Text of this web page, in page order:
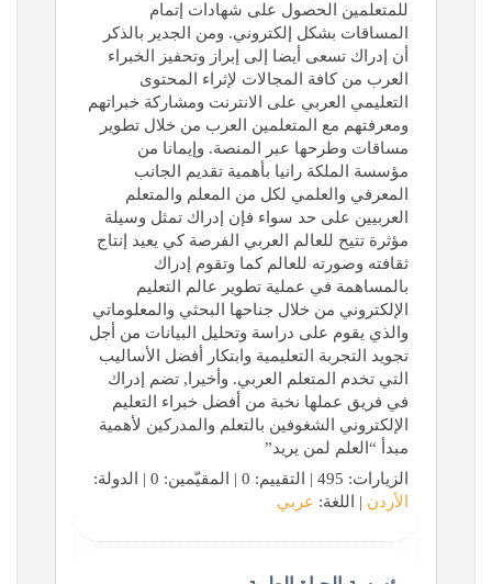
للمتعلمين الحصول على شهادات إتمام
المساقات بشكل إلكتروني. ومن الجدير بالذكر
أن إدراك تسعى أيضا إلى إبراز وتحفيز الخبراء
العرب من كافة المجالات لإثراء المحتوى
التعليمي العربي على الانترنت ومشاركة خبراتهم
ومعرفتهم مع المتعلمين العرب من خلال تطوير
مساقات وطرحها عبر المنصة. وإيمانا من
مؤسسة الملكة رانيا بأهمية تقديم الجانب
المعرفي والعلمي لكل من المعلم والمتعلم
العربيين على حد سواء فإن إدراك تمثل وسيلة
مؤثرة تتيح للعالم العربي الفرصة كي يعيد إنتاج
ثقافته وصورته للعالم كما وتقوم إدراك
بالمساهمة في عملية تطوير عالم التعليم
الإلكتروني من خلال جناحها البحثي والمعلوماتي
والذي يقوم على دراسة وتحليل البيانات من أجل
تجويد التجربة التعليمية وابتكار أفضل الأساليب
التي تخدم المتعلم العربي. وأخيرا, تضم إدراك
في فريق عملها نخبة من أفضل خبراء التعليم
الإلكتروني الشغوفين بالتعلم والمدركين لأهمية
مبدأ “العلم لمن يريد”
الزيارات: 495 | التقييم: 0 | المقيّمين: 0 | الدولة:
الأردن | اللغة: عربي